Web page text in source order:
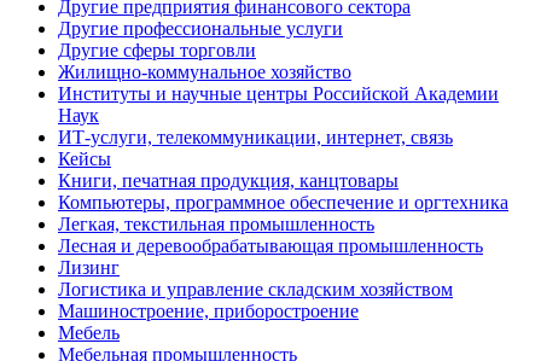
Другие предприятия финансового сектора
Другие профессиональные услуги
Другие сферы торговли
Жилищно-коммунальное хозяйство
Институты и научные центры Российской Академии
Наук
ИТ-услуги, телекоммуникации, интернет, связь
Кейсы
Книги, печатная продукция, канцтовары
Компьютеры, программное обеспечение и оргтехника
Легкая, текстильная промышленность
Лесная и деревообрабатывающая промышленность
Лизинг
Логистика и управление складским хозяйством
Машиностроение, приборостроение
Мебель
Мебельная промышленность